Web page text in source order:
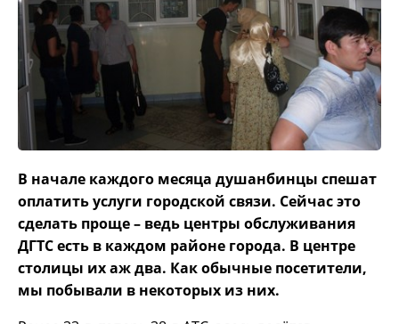
В начале каждого месяца душанбинцы спешат
оплатить услуги городской связи. Сейчас это
сделать проще – ведь центры обслуживания
ДГТС есть в каждом районе города. В центре
столицы их аж два. Как обычные посетители,
мы побывали в некоторых из них.